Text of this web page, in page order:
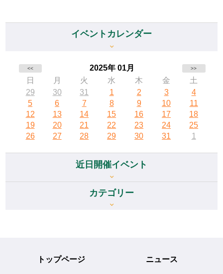
イベントカレンダー
<< 2025年 01月 >>
日 月 火 水 木 金
土
29
30 31 1 2 3
4
5
6 7 8 9 10
11
12
13 14 15 16 17
18
19
20 21 22 23 24
25
26
27 28 29 30 31 1
近日開催イベント
カテゴリー
トップページ ニュース